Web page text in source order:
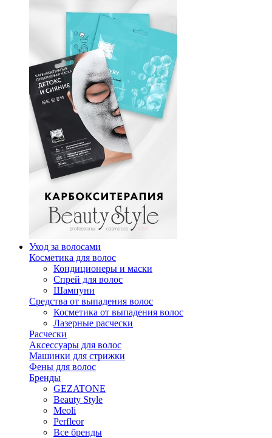
Уход за волосами
Косметика для волос
Кондиционеры и маски
Спрей для волос
Шампуни
Средства от выпадения волос
Косметика от выпадения волос
Лазерные расчески
Расчески
Аксессуары для волос
Машинки для стрижки
Фены для волос
Бренды
GEZATONE
Beauty Style
Meoli
Perfleor
Все бренды